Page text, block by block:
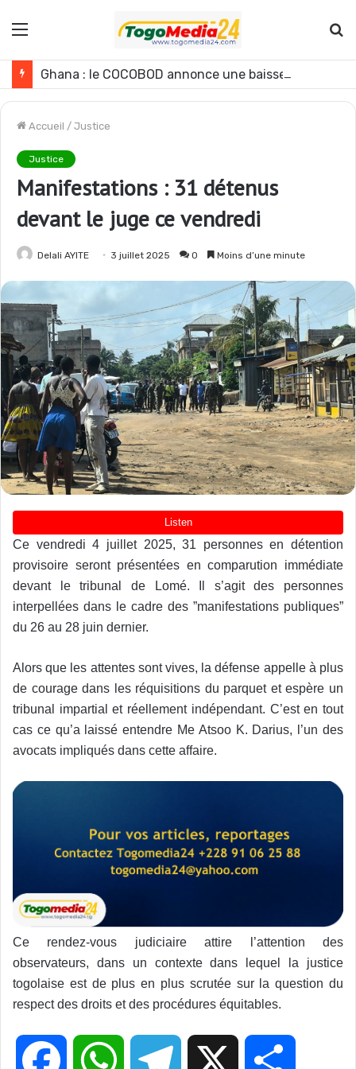
Menu
Accueil / Justice
Justice
Manifestations : 31 détenus
devant le juge ce vendredi
Delali AYITE 3 juillet 2025 0 Moins d’une minute
Ce vendredi 4 juillet 2025, 31 personnes en détention
provisoire seront présentées en comparution immédiate
devant le tribunal de Lomé. Il s’agit des personnes
interpellées dans le cadre des ”manifestations publiques”
du 26 au 28 juin dernier.
Alors que les attentes sont vives, la défense appelle à plus
de courage dans les réquisitions du parquet et espère un
tribunal impartial et réellement indépendant. C’est en tout
cas ce qu’a laissé entendre Me Atsoo K. Darius, l’un des
avocats impliqués dans cette affaire.
Ce rendez-vous judiciaire attire l’attention des
observateurs, dans un contexte dans lequel la justice
togolaise est de plus en plus scrutée sur la question du
respect des droits et des procédures équitables.